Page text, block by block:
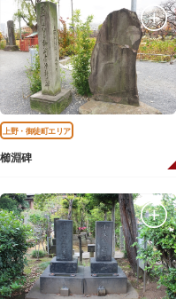
上野・御徒町エリア
櫛淵碑